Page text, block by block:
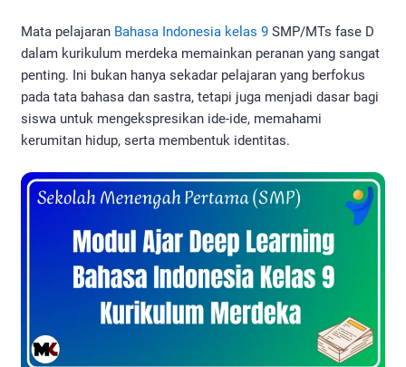
Mata pelajaran Bahasa Indonesia kelas 9 SMP/MTs fase D
dalam kurikulum merdeka memainkan peranan yang sangat
penting. Ini bukan hanya sekadar pelajaran yang berfokus
pada tata bahasa dan sastra, tetapi juga menjadi dasar bagi
siswa untuk mengekspresikan ide-ide, memahami
kerumitan hidup, serta membentuk identitas.